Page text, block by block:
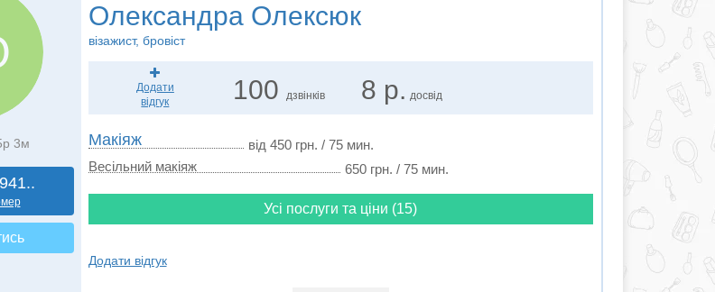
3м
Олександра Олексюк
візажист, бровіст
Додати
відгук
100 дзвінків 8 р. досвід
Макіяж
від 450 грн. / 75 мин.
Весільний макіяж
650 грн. / 75 мин.
Усі послуги та ціни (15)
Додати відгук